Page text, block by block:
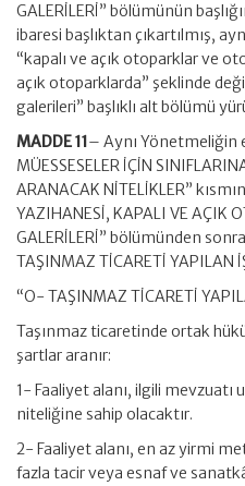
GALERİLERİ” bölümünün
ibaresi başlıktan çıkartılmış,
“kapalı ve açık otoparklar ve
açık otoparklarda” şeklinde
galerileri” başlıklı alt bölümü
MADDE 11– Aynı Yönetmeliğin
MÜESSESELER İÇİN
ARANACAK NİTELİKLER”
YAZIHANESİ, KAPALI VE AÇIK
GALERİLERİ” bölümünden
TAŞINMAZ TİCARETİ YAPILAN
“O- TAŞINMAZ TİCARETİ
Taşınmaz ticaretinde ortak
şartlar aranır:
1- Faaliyet alanı, ilgili mevzuatı
niteliğine sahip olacaktır.
2- Faaliyet alanı, en az yirmi
fazla tacir veya esnaf ve